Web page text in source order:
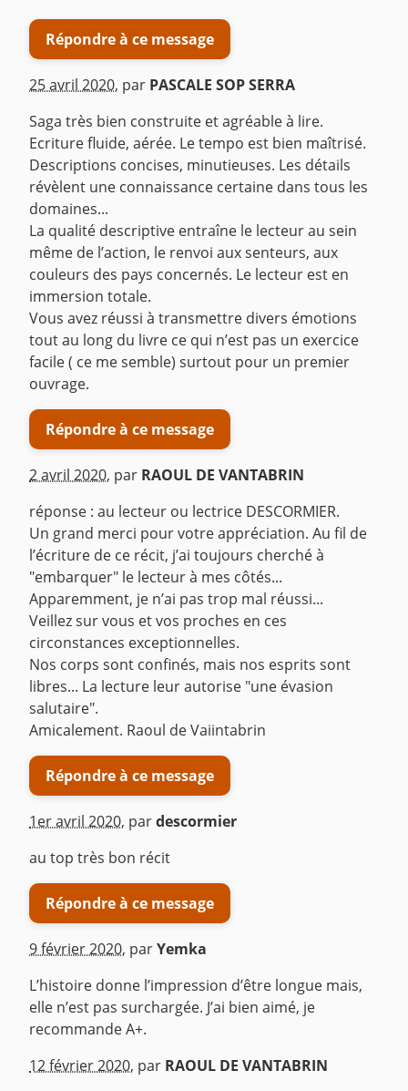
Répondre à ce message
25 avril 2020, par PASCALE SOP SERRA
Saga très bien construite et agréable à lire.
Ecriture fluide, aérée. Le tempo est bien maîtrisé.
Descriptions concises, minutieuses. Les détails
révèlent une connaissance certaine dans tous les
domaines...
La qualité descriptive entraîne le lecteur au sein
même de l’action, le renvoi aux senteurs, aux
couleurs des pays concernés. Le lecteur est en
immersion totale.
Vous avez réussi à transmettre divers émotions
tout au long du livre ce qui n’est pas un exercice
facile ( ce me semble) surtout pour un premier
ouvrage.
Répondre à ce message
2 avril 2020, par RAOUL DE VANTABRIN
réponse : au lecteur ou lectrice DESCORMIER.
Un grand merci pour votre appréciation. Au fil de
l’écriture de ce récit, j’ai toujours cherché à
"embarquer" le lecteur à mes côtés...
Apparemment, je n’ai pas trop mal réussi...
Veillez sur vous et vos proches en ces
circonstances exceptionnelles.
Nos corps sont confinés, mais nos esprits sont
libres... La lecture leur autorise "une évasion
salutaire".
Amicalement. Raoul de Vaiintabrin
Répondre à ce message
1er avril 2020, pardescormier
au top très bon récit
Répondre à ce message
9 février 2020, parYemka
L’histoire donne l’impression d’être longue mais,
elle n’est pas surchargée. J’ai bien aimé, je
recommande A+.
^
12 février 2020, par RAOUL DE VANTABRIN